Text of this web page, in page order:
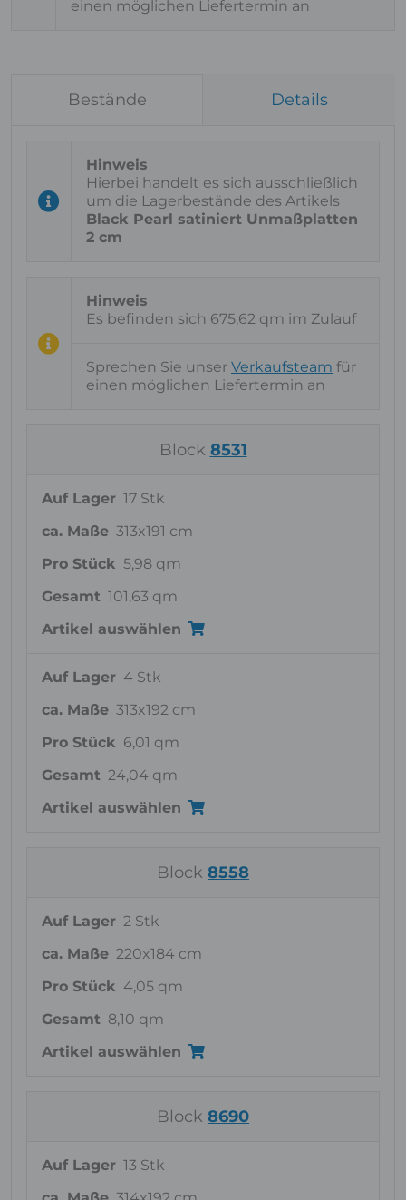
einen möglichen Liefertermin an
Bestände Details
Hierbei handelt es sich ausschließlich
um die Lagerbestände des Artikels
Black Pearl satiniert Unmaßplatten
2 cm
Es befinden sich 675,62 qm im Zulauf
Sprechen Sie unser Verkaufsteam für
einen möglichen Liefertermin an
Block 8531
Auf Lager 17 Stk
ca. Maße 313x191 cm
Pro Stück 5,98 qm
Gesamt 101,63 qm
Artikel auswählen
Auf Lager 4 Stk
ca. Maße 313x192 cm
Pro Stück 6,01 qm
Gesamt 24,04 qm
Artikel auswählen
Block 8558
Auf Lager 2 Stk
ca. Maße 220x184 cm
Pro Stück 4,05 qm
Gesamt 8,10 qm
Artikel auswählen
Block 8690
Auf Lager 13 Stk